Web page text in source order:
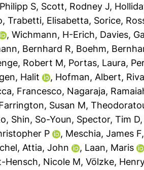
S, Scott, Rodney J,
,Trabetti, Elisabetta, Sorice,
,Wichmann, H-Erich, Davies,
Bernhard R, Boehm,
Robert M, Portas, Laura,
Halit , Hofman, Albert,
Francesco, Nagaraja,
Susan M,
, Shin, So-Youn, Spector, Tim D,
P , Meschia, James F,
, Attia, John , Laan, Maris
Hensch, Nicole M,Völzke,